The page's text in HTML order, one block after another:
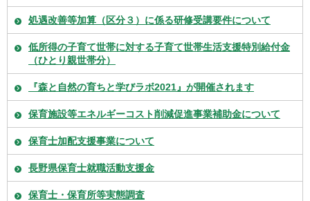
処遇改善等加算（区分３）に係る研修受講要件について
低所得の子育て世帯に対する子育て世帯生活支援特別給付金
（ひとり親世帯分）
『森と自然の育ちと学びラボ2021』が開催されます
保育施設等エネルギーコスト削減促進事業補助金について
保育士加配支援事業について
長野県保育士就職活動支援金
保育士・保育所等実態調査